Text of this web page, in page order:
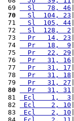
69
  Sl   78, 46
70
  Sl  104, 23
71
  Sl  105, 44
72
  Sl  128,  2
73
  Pr   14, 23
74
  Pr   18,  9
75
  Pr   22, 29
76
  Pr   31, 16
77
  Pr   31, 17
78
  Pr   31, 18
79
  Pr   31, 27
80
  Pr   31, 31
81
Ecl    1,  3
82
Ecl    2, 10
83
Ecl    2, 10